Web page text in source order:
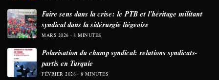
Faire sens dans la crise: le PTB et l’héritage militant
syndical dans la sidérurgie liégeoise
MARS 2026 8 MINUTES
Polarisation du champ syndical: relations syndicats-
partis en Turquie
FÉVRIER 2026 8 MINUTES